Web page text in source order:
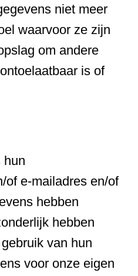
niet meer
waarvoor ze zijn
om andere
is of
hun
of e-mailadres en/of
hebben
hebben
van hun
voor onze eigen